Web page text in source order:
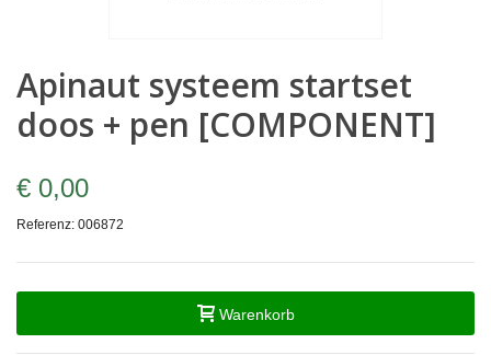
Apinaut systeem startset
doos + pen [COMPONENT]
€ 0,00
Referenz: 006872
Warenkorb